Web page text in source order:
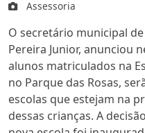
Assessoria
O secretário municipal
Pereira Junior, anunciou
alunos matriculados na
no Parque das Rosas,
escolas que estejam na
dessas crianças. A